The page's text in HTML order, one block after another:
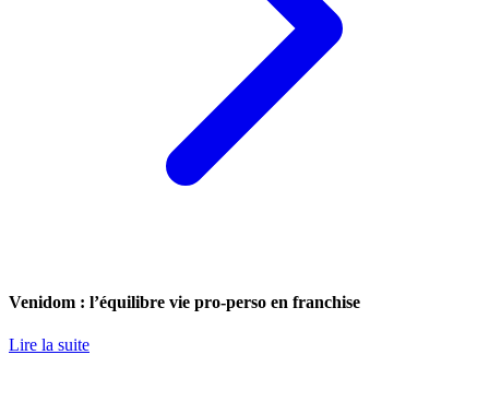
Venidom : l’équilibre vie pro-perso en franchise
Lire la suite